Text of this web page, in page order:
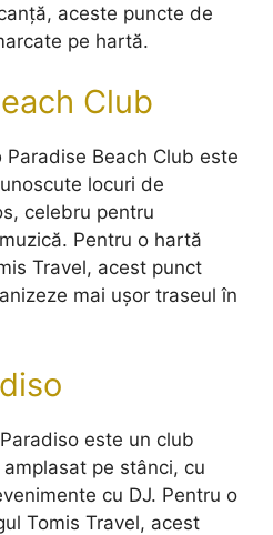
aceste puncte de
pe hartă.
Club
Paradise Beach Club este
locuri de
celebru pentru
Pentru o hartă
Travel, acest punct
mai ușor traseul în
este un club
pe stânci, cu
cu DJ. Pentru o
Tomis Travel, acest